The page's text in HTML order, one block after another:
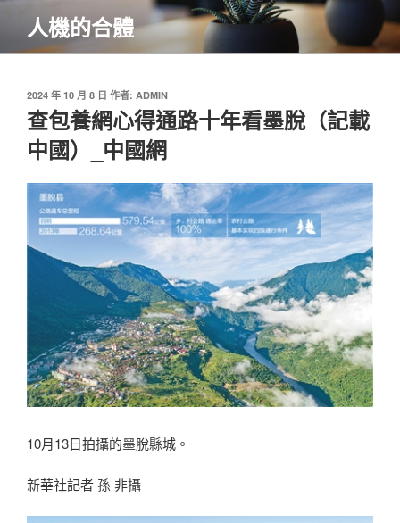
主
人機的合體
發
佈
於
2024 年 10 月 8 日 作者: ADMIN
查包養網心得通路十年看墨脫（記載
中國）_中國網
10月13日拍攝的墨脫縣城。
新華社記者 孫 非攝